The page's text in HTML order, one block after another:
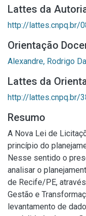
Lattes da
http://lattes.cnpq.br/
Orientação
Alexandre, Rodrigo
Lattes da
http://lattes.cnpq.br/
Resumo
A Nova Lei de
princípio do
Nesse sentido o
analisar o
de Recife/PE,
Gestão e
levantamento de